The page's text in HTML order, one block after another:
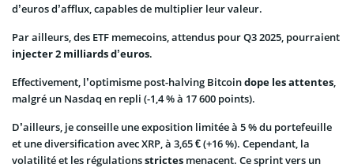
d’euros d’afflux, capables de multiplier leur valeur.
Par ailleurs, des ETF memecoins, attendus pour Q3 2025, pourraient
injecter 2 milliards d’euros.
Effectivement, l’optimisme post-halving Bitcoindope les attentes,
malgré un Nasdaq en repli (-1,4 % à 17 600 points).
D’ailleurs, je conseille une exposition limitée à 5 % du portefeuille
et une diversification avec XRP, à 3,65 € (+16 %). Cependant, la
volatilité et les régulationsstrictes menacent. Ce sprint vers un